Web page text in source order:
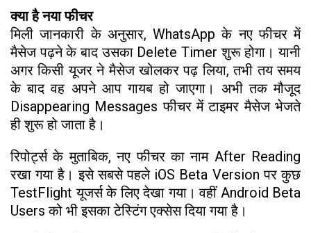
क्या है नया फीचर
मिली जानकारी के अनुसार, WhatsApp के नए फीचर में
मैसेज पढ़ने के बाद उसका Delete Timer शुरू होगा। यानी
अगर किसी यूजर ने मैसेज खोलकर पढ़ लिया, तभी तय समय
के बाद वह अपने आप गायब हो जाएगा। अभी तक मौजूद
Disappearing Messages फीचर में टाइमर मैसेज भेजते
ही शुरू हो जाता है।
रिपोर्ट्स के मुताबिक, नए फीचर का नाम After Reading
रखा गया है। इसे सबसे पहले iOS Beta Version पर कुछ
TestFlight यूजर्स के लिए देखा गया। वहीं Android Beta
Users को भी इसका टेस्टिंग एक्सेस दिया गया है।